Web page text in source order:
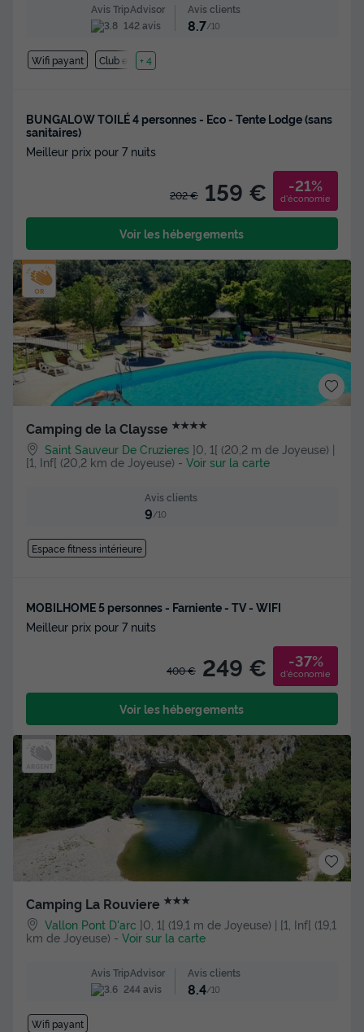
Avis TripAdvisor
142 avis
Avis clients
8.7/10
Wifi payant Club enfant
+ 4
BUNGALOW TOILÉ 4 personnes - Eco - Tente Lodge (sans
sanitaires)
Meilleur prix pour 7 nuits
202 € 159 € -21%
d'économie
Voir les hébergements
Camping de la Claysse ★★★★
Saint Sauveur De Cruzieres ]0, 1[ (20,2 m de Joyeuse) |
[1, Inf[ (20,2 km de Joyeuse) - Voir sur la carte
Avis clients
9/10
Espace fitness intérieure
MOBILHOME 5 personnes - Farniente - TV - WIFI
Meilleur prix pour 7 nuits
400 € 249 € -37%
d'économie
Voir les hébergements
Camping La Rouviere ★★★
Vallon Pont D'arc ]0, 1[ (19,1 m de Joyeuse) | [1, Inf[ (19,1
km de Joyeuse) - Voir sur la carte
Avis TripAdvisor
244 avis
Avis clients
8.4/10
Wifi payant